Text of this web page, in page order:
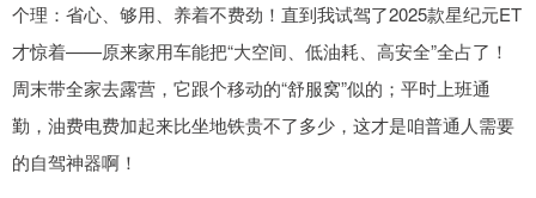
个理：省心、够用、养着不费劲！直到我试驾了2025款星纪元ET
才惊着——原来家用车能把“大空间、低油耗、高安全”全占了！
周末带全家去露营，它跟个移动的“舒服窝”似的；平时上班通
勤，油费电费加起来比坐地铁贵不了多少，这才是咱普通人需要
的自驾神器啊！